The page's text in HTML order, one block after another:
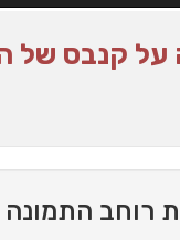
על קנבס של
רוחב התמונה